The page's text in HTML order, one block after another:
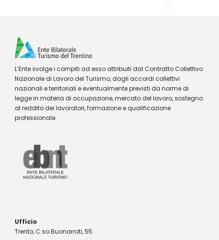
L’Ente svolge i compiti ad esso attribuiti dal Contratto Collettivo
Nazionale di Lavoro del Turismo, dagli accordi collettivi
nazionali e territoriali e eventualmente previsti da norme di
legge in materia di occupazione, mercato del lavoro, sostegno
al reddito dei lavoratori, formazione e qualificazione
professionale.
Ufficio
Trento, C.so Buonarroti, 55